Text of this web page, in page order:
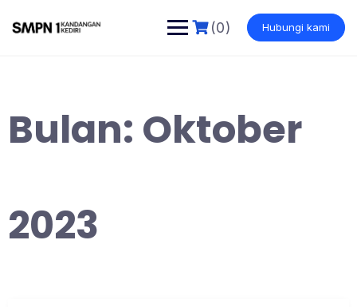
content
(0) Hubungi kami
Bulan: Oktober
2023